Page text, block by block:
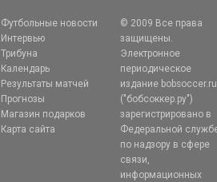
Футбольные новости
Интервью
Трибуна
Календарь
Результаты матчей
Прогнозы
Магазин подарков
Карта сайта
© 2009 Все права
защищены.
Электронное
периодическое
издание bobsoccer.ru
("бобсоккер.ру")
зарегистрировано в
Федеральной
по надзору в сфере
связи,
информационных